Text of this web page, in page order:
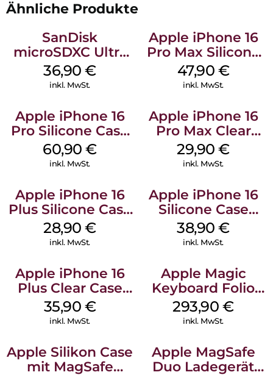
Ähnliche Produkte
SanDisk
microSDXC Ultra
128 GB + Adapter
Mobile
36,90€
inkl. MwSt.
Apple iPhone 16
Pro Max Silicone
Case MagSafe
Black
47,90 €
inkl. MwSt.
Apple iPhone 16
Pro Silicone Case
MagSafe Stone
Gray
60,90€
inkl. MwSt.
Apple iPhone 16
Pro Max Clear
Case MagSafe
Transparent
29,90€
inkl. MwSt.
Apple iPhone 16
Plus Silicone Case
MagSafe Black
28,90€
inkl. MwSt.
Apple iPhone 16
Silicone Case
MagSafe
Ultramarine
38,90€
inkl. MwSt.
Apple iPhone 16
Plus Clear Case
MagSafe
Transparent
35,90 €
inkl. MwSt.
Apple Magic
Keyboard Folio
iPad 10.9″ (10.Gen.)
Weiß
293,90€
inkl. MwSt.
Apple Silikon Case
mit MagSafe
Apple MagSafe
Duo Ladegerät